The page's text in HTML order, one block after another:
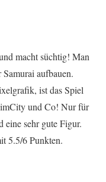
macht süchtig! Man
aufbauen.
ist das Spiel
und Co! Nur für
eine sehr gute Figur.
5.5/6 Punkten.